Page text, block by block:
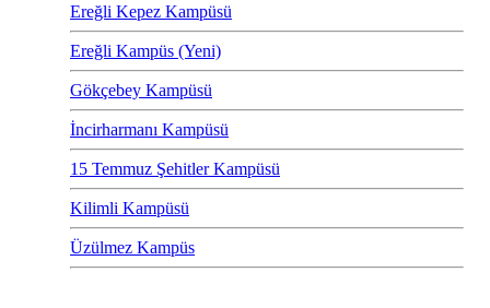
Ereğli Kepez Kampüsü
Ereğli Kampüs (Yeni)
Gökçebey Kampüsü
İncirharmanı Kampüsü
15 Temmuz Şehitler Kampüsü
Kilimli Kampüsü
Üzülmez Kampüs